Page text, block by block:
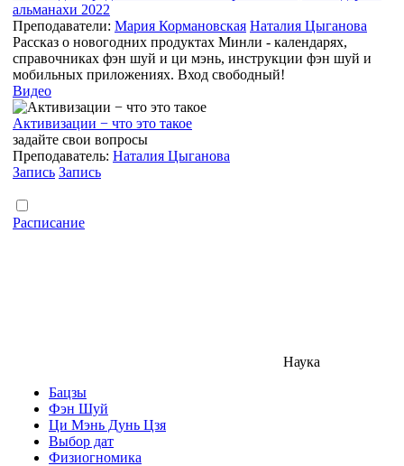
альманахи 2022
Преподаватели: Мария Кормановская Наталия Цыганова
Рассказ о новогодних продуктах Минли - календарях,
справочниках фэн шуй и ци мэнь, инструкции фэн шуй и
мобильных приложениях. Вход свободный!
Видео
Активизации − что это такое
задайте свои вопросы
Преподаватель: Наталия Цыганова
Запись Запись
Расписание
Наука
Бацзы
Фэн Шуй
Ци Мэнь Дунь Цзя
Выбор дат
Физиогномика